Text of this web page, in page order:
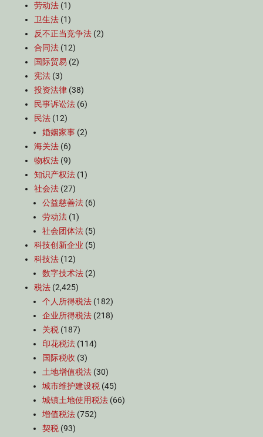
劳动法 (1)
卫生法 (1)
反不正当竞争法 (2)
合同法 (12)
国际贸易 (2)
宪法 (3)
投资法律 (38)
民事诉讼法 (6)
民法 (12)
婚姻家事 (2)
海关法 (6)
物权法 (9)
知识产权法 (1)
社会法 (27)
公益慈善法 (6)
劳动法 (1)
社会团体法 (5)
科技创新企业 (5)
科技法 (12)
数字技术法 (2)
税法 (2,425)
个人所得税法 (182)
企业所得税法 (218)
关税 (187)
印花税法 (114)
国际税收 (3)
土地增值税法 (30)
城市维护建设税 (45)
城镇土地使用税法 (66)
增值税法 (752)
契税 (93)